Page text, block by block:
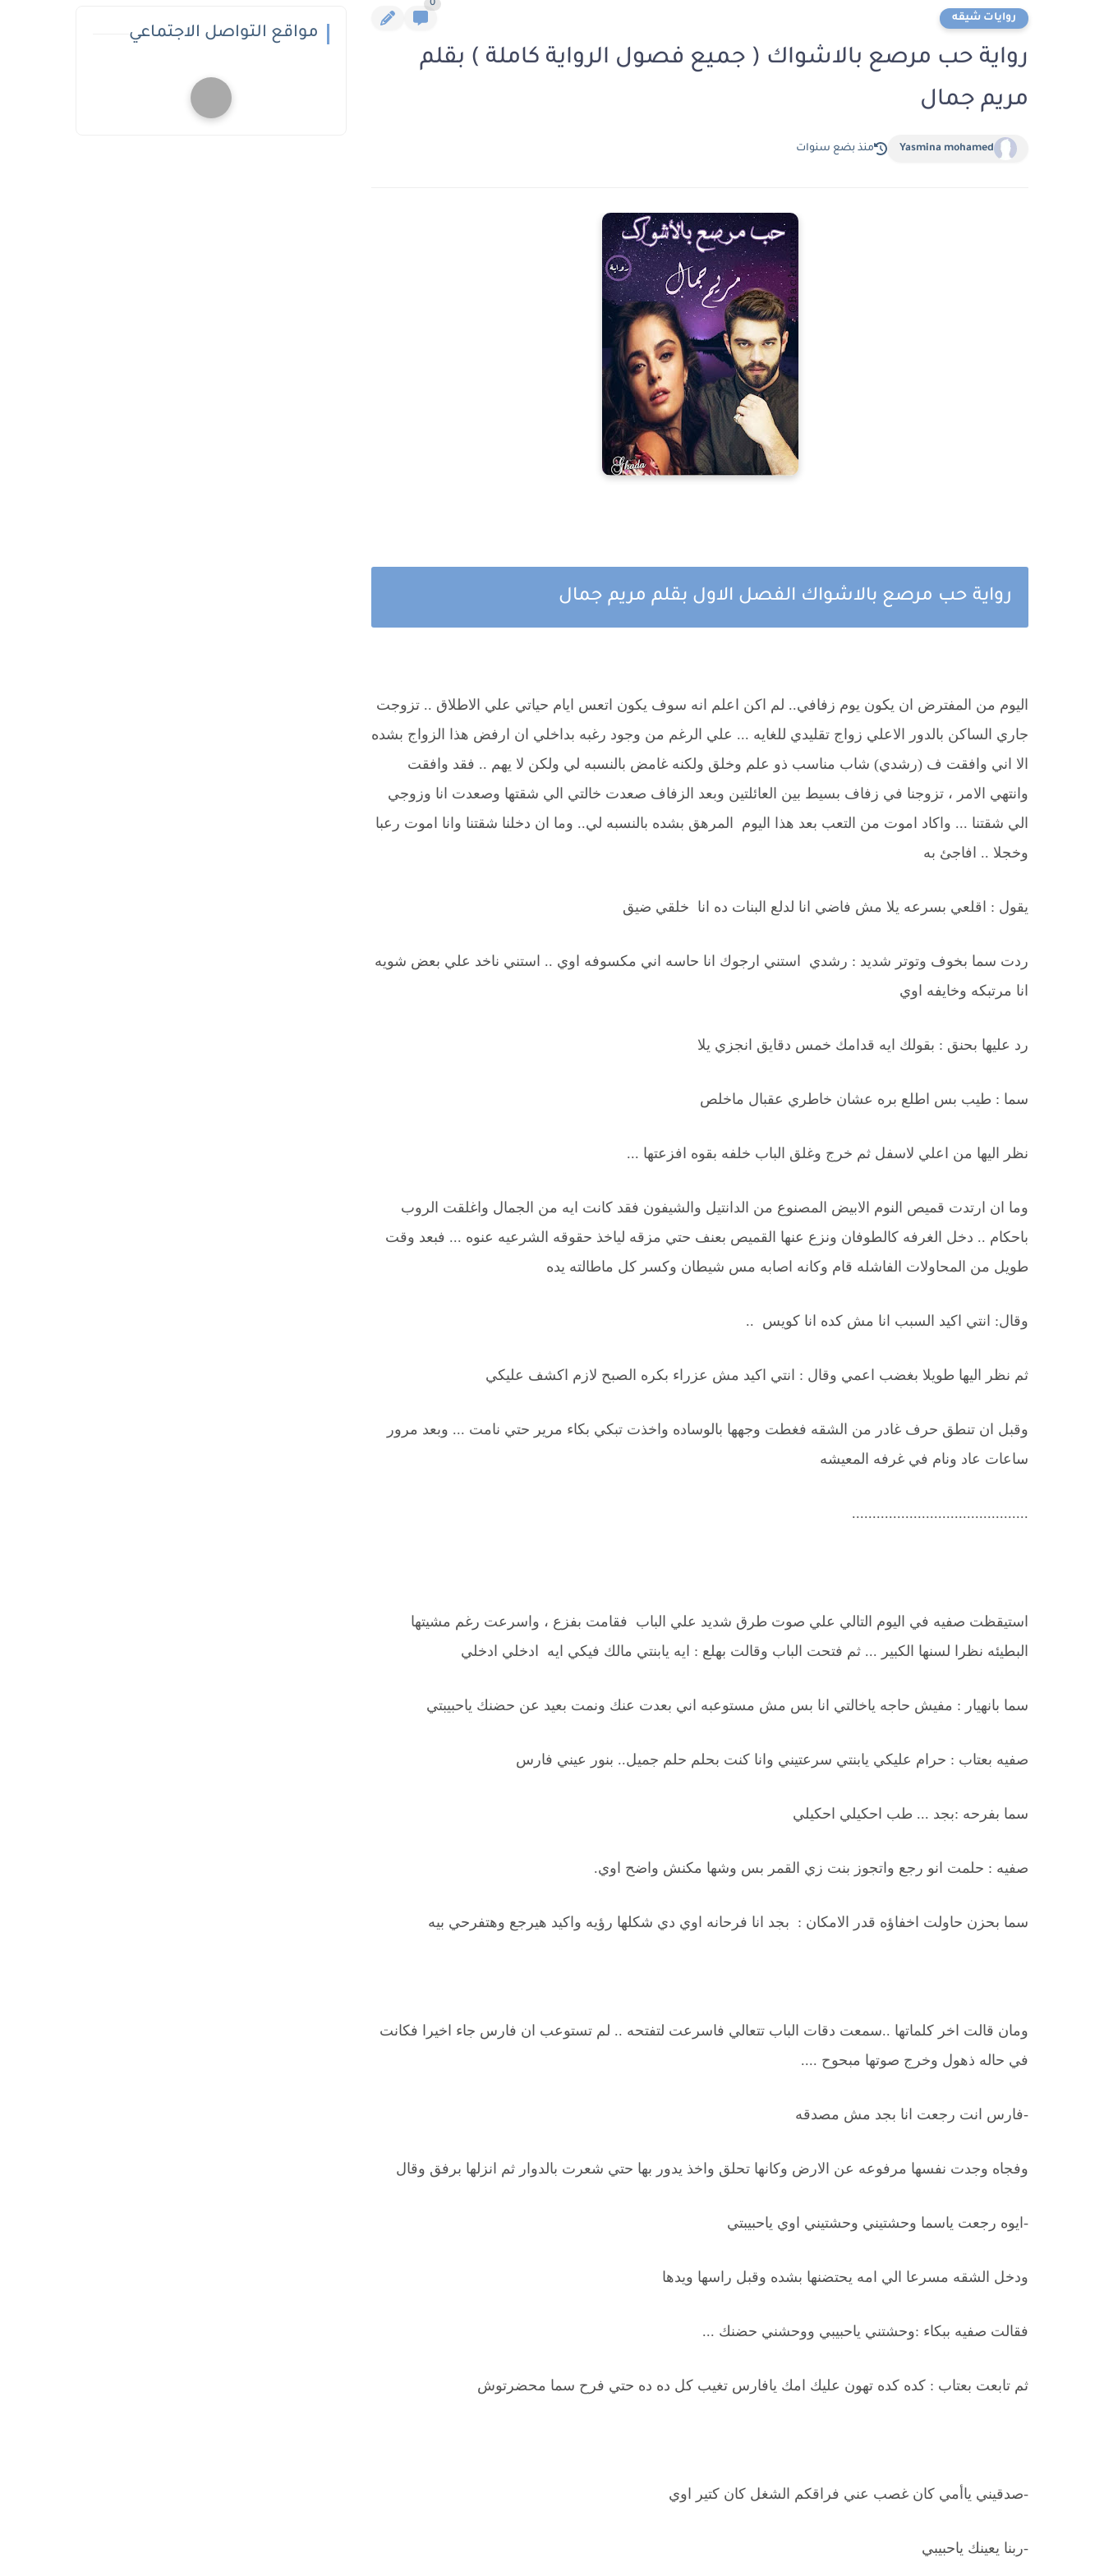
روايات شيقه
0
رواية حب مرصع بالاشواك ( جميع فصول الرواية كاملة ) بقلم
مريم جمال
Yasmina mohamed منذ بضع سنوات
رواية حب مرصع بالاشواك الفصل الاول بقلم مريم جمال
اليوم من المفترض ان يكون يوم زفافي.. لم اكن اعلم انه سوف يكون اتعس ايام حياتي علي الاطلاق .. تزوجت
جاري الساكن بالدور الاعلي زواج تقليدي للغايه ... علي الرغم من وجود رغبه بداخلي ان ارفض هذا الزواج بشده
الا اني وافقت ف (رشدي) شاب مناسب ذو علم وخلق ولكنه غامض بالنسبه لي ولكن لا يهم .. فقد وافقت
وانتهي الامر ، تزوجنا في زفاف بسيط بين العائلتين وبعد الزفاف صعدت خالتي الي شقتها وصعدت انا وزوجي
الي شقتنا ... واكاد اموت من التعب بعد هذا اليوم المرهق بشده بالنسبه لي.. وما ان دخلنا شقتنا وانا اموت رعبا
وخجلا .. افاجئ به
يقول : اقلعي بسرعه يلا مش فاضي انا لدلع البنات ده انا خلقي ضيق
ردت سما بخوف وتوتر شديد : رشدي استني ارجوك انا حاسه اني مكسوفه اوي .. استني ناخد علي بعض شويه
انا مرتبكه وخايفه اوي
رد عليها بحنق : بقولك ايه قدامك خمس دقايق انجزي يلا
سما : طيب بس اطلع بره عشان خاطري عقبال ماخلص
نظر اليها من اعلي لاسفل ثم خرج وغلق الباب خلفه بقوه افزعتها ...
وما ان ارتدت قميص النوم الابيض المصنوع من الدانتيل والشيفون فقد كانت ايه من الجمال واغلقت الروب
باحكام .. دخل الغرفه كالطوفان ونزع عنها القميص بعنف حتي مزقه لياخذ حقوقه الشرعيه عنوه ... فبعد وقت
طويل من المحاولات الفاشله قام وكانه اصابه مس شيطان وكسر كل ماطالته يده
وقال: انتي اكيد السبب انا مش كده انا كويس ..
ثم نظر اليها طويلا بغضب اعمي وقال : انتي اكيد مش عزراء بكره الصبح لازم اكشف عليكي
وقبل ان تنطق حرف غادر من الشقه فغطت وجهها بالوساده واخذت تبكي بكاء مرير حتي نامت ... وبعد مرور
ساعات عاد ونام في غرفه المعيشه
...........................................
استيقظت صفيه في اليوم التالي علي صوت طرق شديد علي الباب فقامت بفزع ، واسرعت رغم مشيتها
البطيئه نظرا لسنها الكبير ... ثم فتحت الباب وقالت بهلع : ايه يابنتي مالك فيكي ايه ادخلي ادخلي
سما بانهيار : مفيش حاجه ياخالتي انا بس مش مستوعبه اني بعدت عنك ونمت بعيد عن حضنك ياحبيبتي
صفيه بعتاب : حرام عليكي يابنتي سرعتيني وانا كنت بحلم حلم جميل.. بنور عيني فارس
سما بفرحه :بجد ... طب احكيلي احكيلي
صفيه : حلمت انو رجع واتجوز بنت زي القمر بس وشها مكنش واضح اوي.
سما بحزن حاولت اخفاؤه قدر الامكان : بجد انا فرحانه اوي دي شكلها رؤيه واكيد هيرجع وهتفرحي بيه
ومان قالت اخر كلماتها ..سمعت دقات الباب تتعالي فاسرعت لتفتحه .. لم تستوعب ان فارس جاء اخيرا فكانت
في حاله ذهول وخرج صوتها مبحوح ....
-فارس انت رجعت انا بجد مش مصدقه
وفجاه وجدت نفسها مرفوعه عن الارض وكانها تحلق واخذ يدور بها حتي شعرت بالدوار ثم انزلها برفق وقال
-ايوه رجعت ياسما وحشتيني وحشتيني اوي ياحبيبتي
ودخل الشقه مسرعا الي امه يحتضنها بشده وقبل راسها ويدها
فقالت صفيه ببكاء :وحشتني ياحبيبي ووحشني حضنك ...
ثم تابعت بعتاب : كده كده تهون عليك امك يافارس تغيب كل ده ده حتي فرح سما محضرتوش
-صدقيني ياأمي كان غصب عني فراقكم الشغل كان كتير اوي
-ربنا يعينك ياحبيبي
مواقع التواصل الاجتماعي